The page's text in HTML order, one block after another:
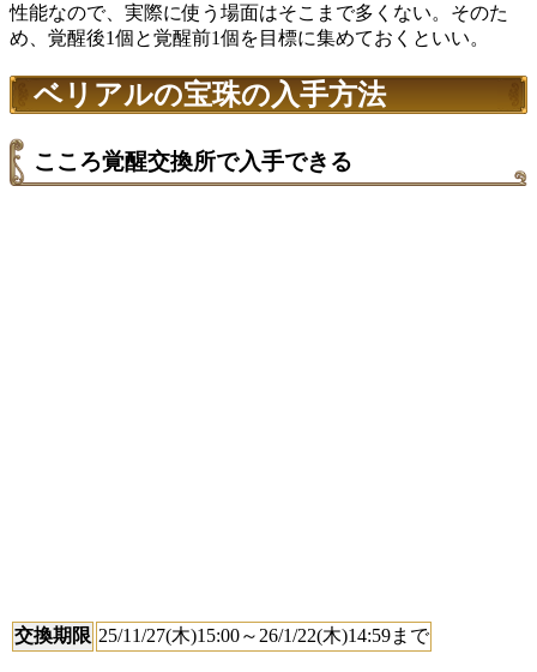
性能なので、実際に使う場面はそこまで多くない。そのた
め、覚醒後1個と覚醒前1個を目標に集めておくといい。
ベリアルの宝珠の入手方法
こころ覚醒交換所で入手できる
交換期限 25/11/27(木)15:00～26/1/22(木)14:59まで